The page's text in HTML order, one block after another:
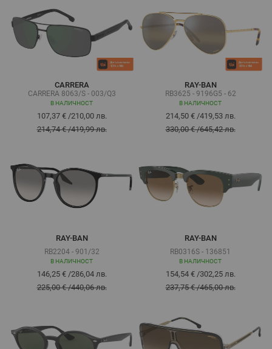
CARRERA
CARRERA 8063/S - 003/Q3
В НАЛИЧНОСТ
107,37 €/210,00 лв.
214,74 €/419,99 лв.
RAY-BAN
RB3625 - 9196G5 - 62
В НАЛИЧНОСТ
214,50 €/419,53 лв.
330,00 €/645,42 лв.
RAY-BAN
RB2204 - 901/32
В НАЛИЧНОСТ
146,25 €/286,04 лв.
225,00 €/440,06 лв.
RAY-BAN
RB0316S - 136851
В НАЛИЧНОСТ
154,54 €/302,25 лв.
237,75 €/465,00 лв.